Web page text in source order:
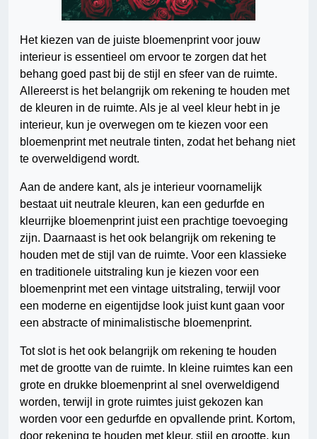
Het kiezen van de juiste bloemenprint voor jouw
interieur is essentieel om ervoor te zorgen dat het
behang goed past bij de stijl en sfeer van de ruimte.
Allereerst is het belangrijk om rekening te houden met
de kleuren in de ruimte. Als je al veel kleur hebt in je
interieur, kun je overwegen om te kiezen voor een
bloemenprint met neutrale tinten, zodat het behang niet
te overweldigend wordt.
Aan de andere kant, als je interieur voornamelijk
bestaat uit neutrale kleuren, kan een gedurfde en
kleurrijke bloemenprint juist een prachtige toevoeging
zijn. Daarnaast is het ook belangrijk om rekening te
houden met de stijl van de ruimte. Voor een klassieke
en traditionele uitstraling kun je kiezen voor een
bloemenprint met een vintage uitstraling, terwijl voor
een moderne en eigentijdse look juist kunt gaan voor
een abstracte of minimalistische bloemenprint.
Tot slot is het ook belangrijk om rekening te houden
met de grootte van de ruimte. In kleine ruimtes kan een
grote en drukke bloemenprint al snel overweldigend
worden, terwijl in grote ruimtes juist gekozen kan
worden voor een gedurfde en opvallende print. Kortom,
door rekening te houden met kleur, stijl en grootte, kun